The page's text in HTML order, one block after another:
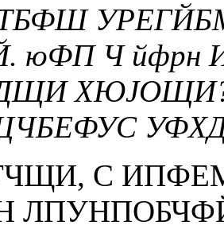
юФП Ч йфрн
ХЮЈОЩИ?
С